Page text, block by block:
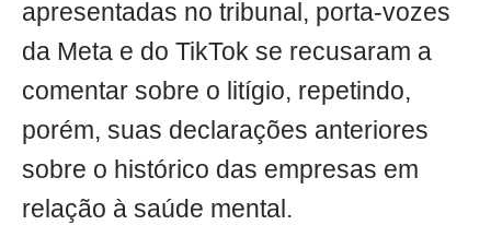
apresentadas no tribunal, porta-vozes
da Meta e do TikTok se recusaram a
comentar sobre o litígio, repetindo,
porém, suas declarações anteriores
sobre o histórico das empresas em
relação à saúde mental.